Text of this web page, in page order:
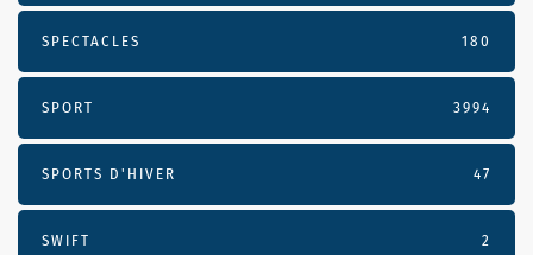
SPECTACLES 180
SPORT 3994
SPORTS D'HIVER 47
SWIFT 2